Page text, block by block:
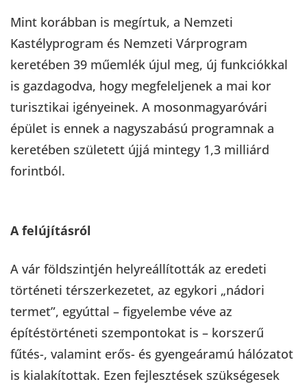
Mint korábban is megírtuk, a Nemzeti
Kastélyprogram és Nemzeti Várprogram
keretében 39 műemlék újul meg, új funkciókkal
is gazdagodva, hogy megfeleljenek a mai kor
turisztikai igényeinek. A mosonmagyaróvári
épület is ennek a nagyszabású programnak a
keretében született újjá mintegy 1,3 milliárd
forintból.
A felújításról
A vár földszintjén helyreállították az eredeti
történeti térszerkezetet, az egykori „nádori
termet”, egyúttal – figyelembe véve az
építéstörténeti szempontokat is – korszerű
fűtés-, valamint erős- és gyengeáramú hálózatot
is kialakítottak. Ezen fejlesztések szükségesek